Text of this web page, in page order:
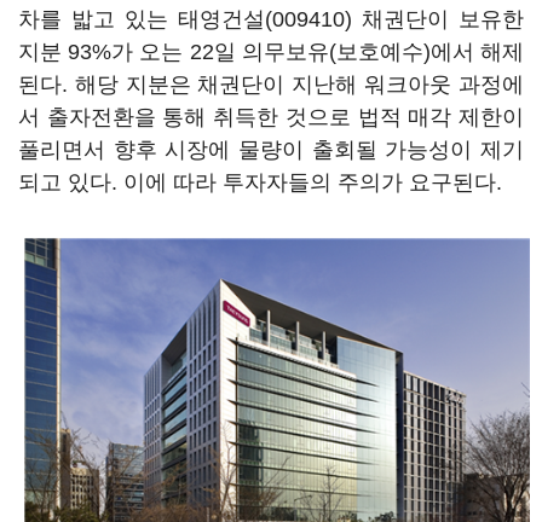
차를 밟고 있는 태영건설(009410) 채권단이 보유한
지분 93%가 오는 22일 의무보유(보호예수)에서 해제
된다. 해당 지분은 채권단이 지난해 워크아웃 과정에
서 출자전환을 통해 취득한 것으로 법적 매각 제한이
풀리면서 향후 시장에 물량이 출회될 가능성이 제기
되고 있다. 이에 따라 투자자들의 주의가 요구된다.